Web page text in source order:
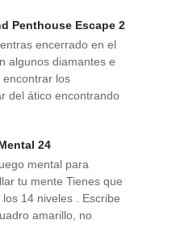
Penthouse Escape 2
encerrado en el
algunos diamantes e
encontrar los
del ático encontrando
24
mental para
tu mente Tienes que
14 niveles . Escribe
amarillo, no